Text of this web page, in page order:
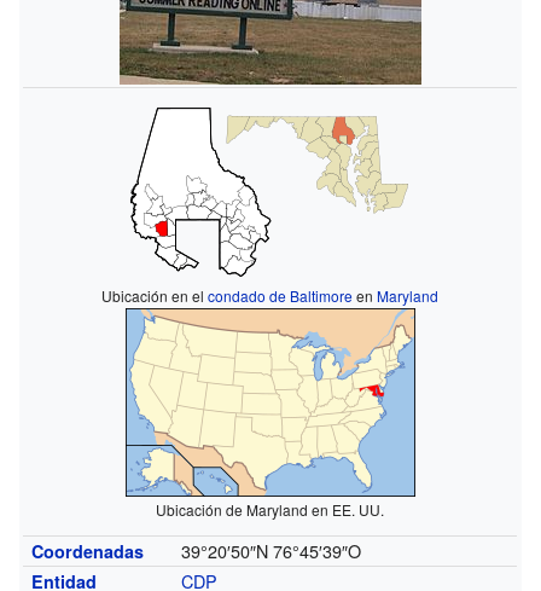
Ubicación en elcondado de BaltimoreenMaryland
Ubicación de Maryland en EE. UU.
Coordenadas 39°20′50″N 76°45′39″O
Entidad
CDP